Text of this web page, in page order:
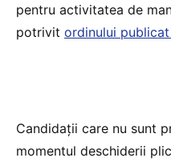
pentru activitatea de
potrivit ordinului
Candidaţii care nu sunt
momentul deschiderii